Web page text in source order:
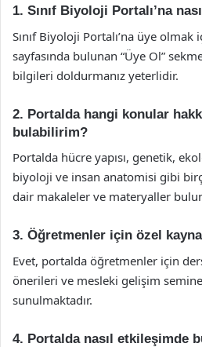
1. Sınıf Biyoloji Portalı’na
Sınıf Biyoloji Portalı’na üye olmak
sayfasında bulunan “Üye Ol”
bilgileri doldurmanız yeterlidir.
2. Portalda hangi konular
bulabilirim?
Portalda hücre yapısı, genetik,
biyoloji ve insan anatomisi gibi
dair makaleler ve materyaller
3. Öğretmenler için özel
Evet, portalda öğretmenler için
önerileri ve mesleki gelişim
sunulmaktadır.
4. Portalda nasıl etkileşimde